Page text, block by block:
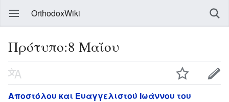
OrthodoxWiki
Πρότυπο:8 Μαΐου
Αποστόλου και Ευαγγελιστού Ιωάννου του